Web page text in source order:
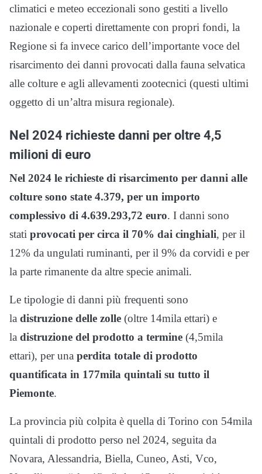
climatici e meteo eccezionali sono gestiti a livello
nazionale e coperti direttamente con propri fondi, la
Regione si fa invece carico dell’importante voce del
risarcimento dei danni provocati dalla fauna selvatica
alle colture e agli allevamenti zootecnici (questi ultimi
oggetto di un’altra misura regionale).
Nel 2024 richieste danni per oltre 4,5
milioni di euro
Nel 2024 le richieste di risarcimento per danni alle
colture sono state 4.379, per un importo
complessivo di 4.639.293,72 euro. I danni sono
stati provocati per circa il 70% dai cinghiali, per il
12% da ungulati ruminanti, per il 9% da corvidi e per
la parte rimanente da altre specie animali.
Le tipologie di danni più frequenti sono
la distruzione delle zolle (oltre 14mila ettari) e
la distruzione del prodotto a termine (4,5mila
ettari), per una perdita totale di prodotto
quantificata in 177mila quintali su tutto il
Piemonte.
La provincia più colpita è quella di Torino con 54mila
quintali di prodotto perso nel 2024, seguita da
Novara, Alessandria, Biella, Cuneo, Asti, Vco,